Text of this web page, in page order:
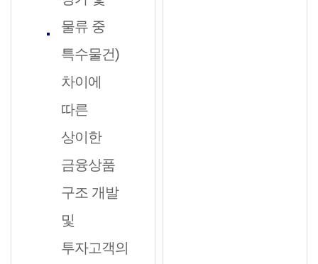
물류 중
특수물건)
차이에
따른
상이한
금융상품
구조 개발
및
투자고객의